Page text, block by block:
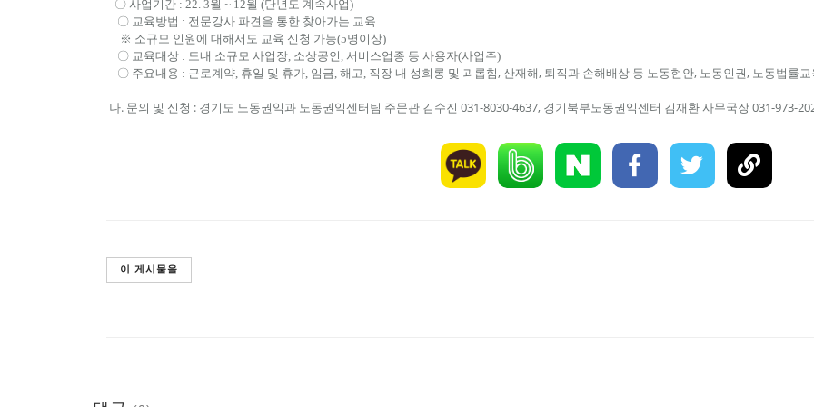
〇 사업기간 : 22. 3월 ~ 12월 (단년도 계속사업)
〇 교육방법 : 전문강사 파견을 통한 찾아가는 교육
※ 소규모 인원에 대해서도 교육 신청 가능(5명이상)
〇 교육대상 : 도내 소규모 사업장, 소상공인, 서비스업종 등 사용자(사업주)
〇 주요내용 : 근로계약, 휴일 및 휴가, 임금, 해고, 직장 내 성희롱 및 괴롭힘, 산재해, 퇴직과 손해배상 등 노동현안, 노동인권, 노동법률교
나. 문의 및 신청 : 경기도 노동권익과 노동권익센터팀 주문관 김수진 031-8030-4637, 경기북부노동권익센터 김재환 사무국장 031-973-
이 게시물을